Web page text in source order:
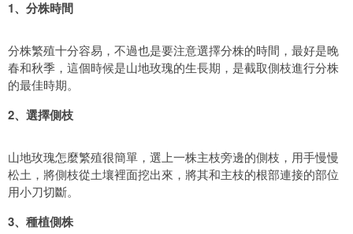
1、分株時間
分株繁殖十分容易，不過也是要注意選擇分株的時間，最好是晚
春和秋季，這個時候是山地玫瑰的生長期，是截取側枝進行分株
的最佳時期。
2、選擇側枝
山地玫瑰怎麼繁殖很簡單，選上一株主枝旁邊的側枝，用手慢慢
松土，將側枝從土壤裡面挖出來，將其和主枝的根部連接的部位
用小刀切斷。
3、種植側株